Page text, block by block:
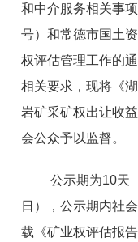
和中介服务相关事
号）和常德市国土
权评估管理工作的
相关要求，现将《
岩矿采矿权出让收
会公众予以监督。
公示期为10天
日），公示期内社
载《矿业权评估报